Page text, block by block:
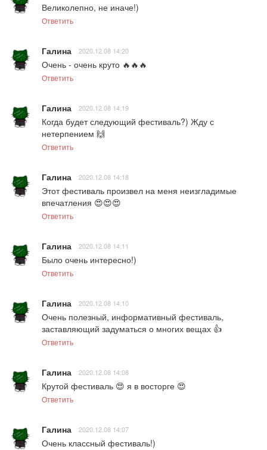
Великолепно, не иначе!)
Ответить
Галина 2020.12.08 14:20
Очень - очень круто 🔥🔥🔥
Ответить
Галина 2020.12.08 14:19
Когда будет следующий фестиваль?) Жду с
нетерпением 🙌
Ответить
Галина 2020.12.08 14:18
Этот фестиваль произвел на меня неизгладимые
впечатления 😍😍😍
Ответить
Галина 2020.12.08 14:11
Было очень интересно!)
Ответить
Галина 2020.12.08 14:10
Очень полезный, информативный фестиваль,
заставляющий задуматься о многих вещах 👍
Ответить
Галина 2020.12.08 14:08
Крутой фестиваль 😍 я в восторге 😍
Ответить
Галина 2020.12.08 14:07
Очень классный фестиваль!)